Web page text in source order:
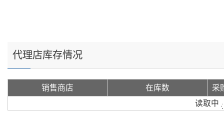
代理店库存情况
销售商店 在库数
采
读取中